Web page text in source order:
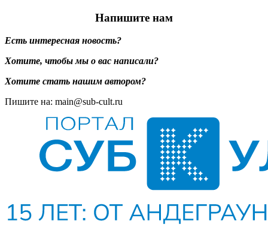
Напишите нам
Есть интересная новость?
Хотите, чтобы мы о вас написали?
Хотите стать нашим автором?
Пишите на: main@sub-cult.ru